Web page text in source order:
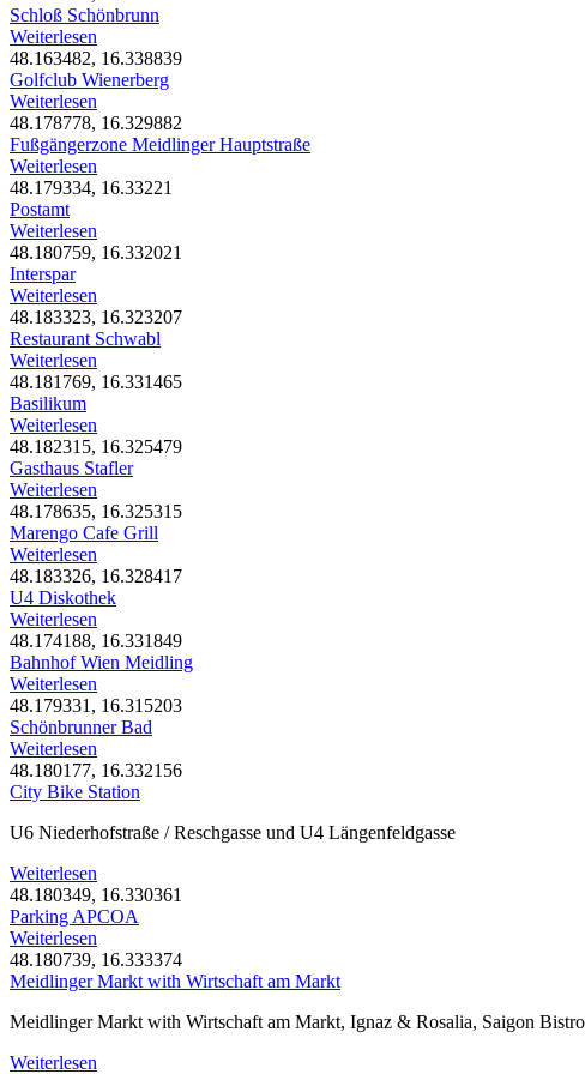
Schloß Schönbrunn
Weiterlesen
48.163482, 16.338839
Golfclub Wienerberg
Weiterlesen
48.178778, 16.329882
Fußgängerzone Meidlinger Hauptstraße
Weiterlesen
48.179334, 16.33221
Postamt
Weiterlesen
48.180759, 16.332021
Interspar
Weiterlesen
48.183323, 16.323207
Restaurant Schwabl
Weiterlesen
48.181769, 16.331465
Basilikum
Weiterlesen
48.182315, 16.325479
Gasthaus Stafler
Weiterlesen
48.178635, 16.325315
Marengo Cafe Grill
Weiterlesen
48.183326, 16.328417
U4 Diskothek
Weiterlesen
48.174188, 16.331849
Bahnhof Wien Meidling
Weiterlesen
48.179331, 16.315203
Schönbrunner Bad
Weiterlesen
48.180177, 16.332156
City Bike Station
U6 Niederhofstraße / Reschgasse und U4 Längenfeldgasse
Weiterlesen
48.180349, 16.330361
Parking APCOA
Weiterlesen
48.180739, 16.333374
Meidlinger Markt with Wirtschaft am Markt
Meidlinger Markt with Wirtschaft am Markt, Ignaz & Rosalia, Saigon
Weiterlesen